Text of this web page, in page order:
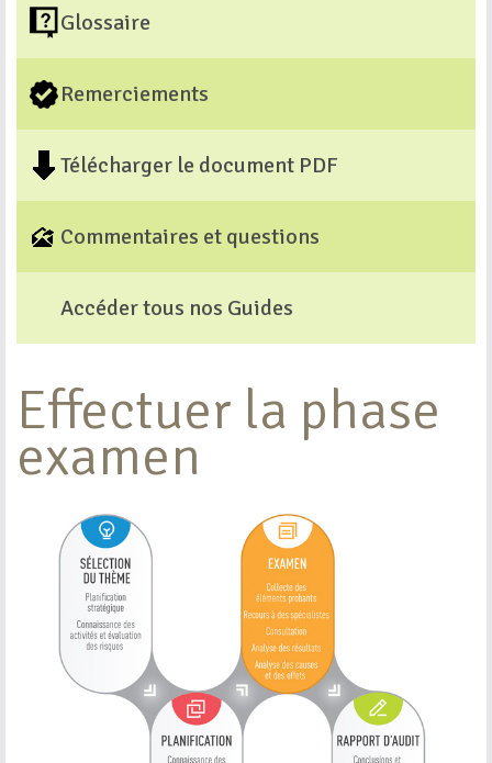
Glossaire
Remerciements
Télécharger le document PDF
Commentaires et questions
Accéder tous nos Guides
Effectuer la phase
examen